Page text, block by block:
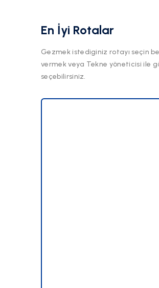
En İyi Rotalar
Gezmek istediginiz rotayı seçin
vermek veya Tekne yöneticisi ile
seçebilirsiniz.